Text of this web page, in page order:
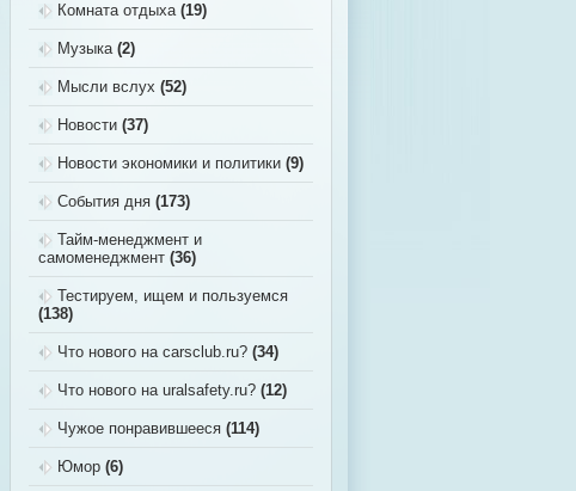
Комната отдыха(19)
Музыка(2)
Мысли вслух (52)
Новости (37)
Новости экономики и политики (9)
События дня (173)
Тайм-менеджмент и
самоменеджмент (36)
Тестируем, ищем и пользуемся
(138)
Что нового на carsclub.ru? (34)
Что нового на uralsafety.ru? (12)
Чужое понравившееся (114)
Юмор (6)